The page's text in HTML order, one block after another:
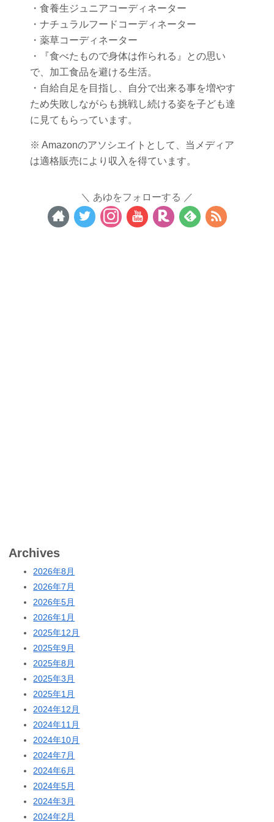
・食養生ジュニアコーディネーター
・ナチュラルフードコーディネーター
・薬草コーディネーター
・『食べたもので身体は作られる』との思い
で、加工食品を避ける生活。
・自給自足を目指し、自分で出来る事を増やす
ため失敗しながらも挑戦し続ける姿を子ども達
に見てもらっています。
※ Amazonのアソシエイトとして、当メディア
は適格販売により収入を得ています。
あゆをフォローする
Archives
2026年8月
2026年7月
2026年5月
2026年1月
2025年12月
2025年9月
2025年8月
2025年3月
2025年1月
2024年12月
2024年11月
2024年10月
2024年7月
2024年6月
2024年5月
2024年3月
2024年2月